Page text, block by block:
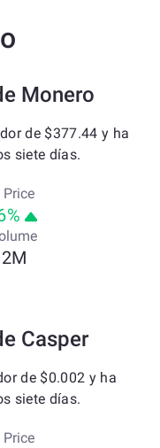
Monero
de $377.44 y ha
siete días.
Price
Casper
de $0.002 y ha
siete días.
Price